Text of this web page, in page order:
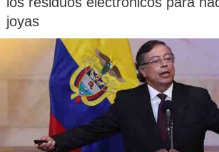
joyas